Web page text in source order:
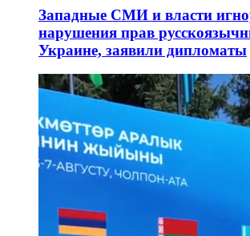
Западные СМИ и власти
нарушения прав
Украине, заявили дипломаты